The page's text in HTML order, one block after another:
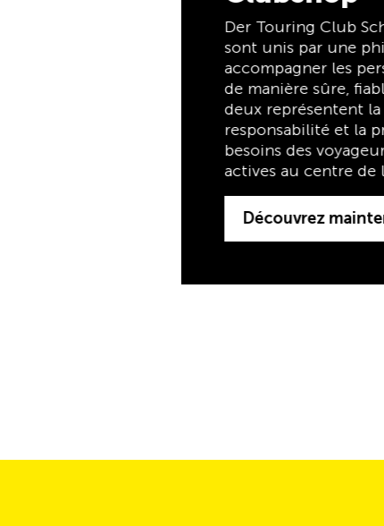
Der Touring Club Schweiz (TCS) et Thule
sont unis par une philosophie commune :
accompagner les personnes en déplacement
de manière sûre, fiable et confortable. Tous
deux représentent la qualité, la sécurité, la
responsabilité et la praticité, en plaçant les
besoins des voyageurs et des familles
actives au centre de leurs priorités.
Découvrez maintenant
Découvrez